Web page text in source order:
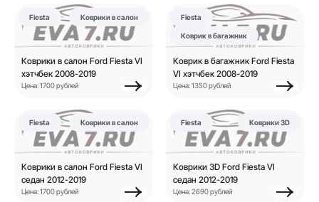
Fiesta Коврики в салон
Коврики в салон Ford Fiesta VI
хэтчбек 2008-2019
Цена: 1700 рублей
Fiesta
Коврик в багажник
Коврик в багажник Ford Fiesta
VI хэтчбек 2008-2019
Цена: 1350 рублей
Fiesta Коврики в салон
Коврики в салон Ford Fiesta VI
седан 2012-2019
Цена: 1700 рублей
Fiesta Коврики 3D
Коврики 3D Ford Fiesta VI
седан 2012-2019
Цена: 2690 рублей